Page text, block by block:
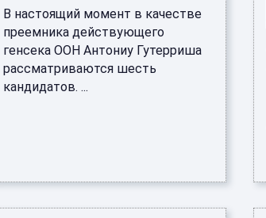
В настоящий момент в качестве
преемника действующего
генсека ООН Антониу Гутерриша
рассматриваются шесть
кандидатов. ...